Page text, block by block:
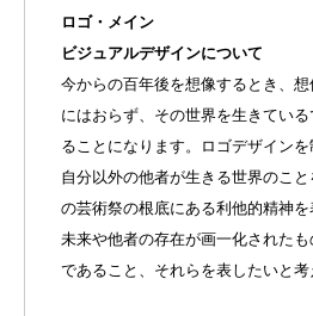
ロゴ・メイン
ビジュアルデザインについて
今からの百年後を想像するとき、
にはおらず、その世界を生きてい
ることになります。ロゴデザインを
自分以外の他者が生きる世界のこ
の芸術祭の根底にある利他的精神
未来や他者の存在が画一化された
であること、それらを表したいと考